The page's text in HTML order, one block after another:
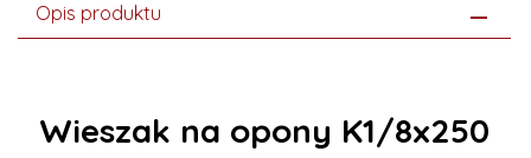
Opis produktu
Wieszak na opony K1/8x250